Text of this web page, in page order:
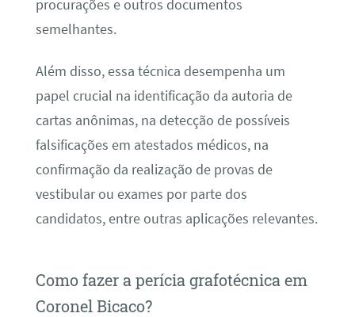
procurações e outros documentos
semelhantes.
Além disso, essa técnica desempenha um
papel crucial na identificação da autoria de
cartas anônimas, na detecção de possíveis
falsificações em atestados médicos, na
confirmação da realização de provas de
vestibular ou exames por parte dos
candidatos, entre outras aplicações relevantes.
Como fazer a perícia grafotécnica em
Coronel Bicaco?